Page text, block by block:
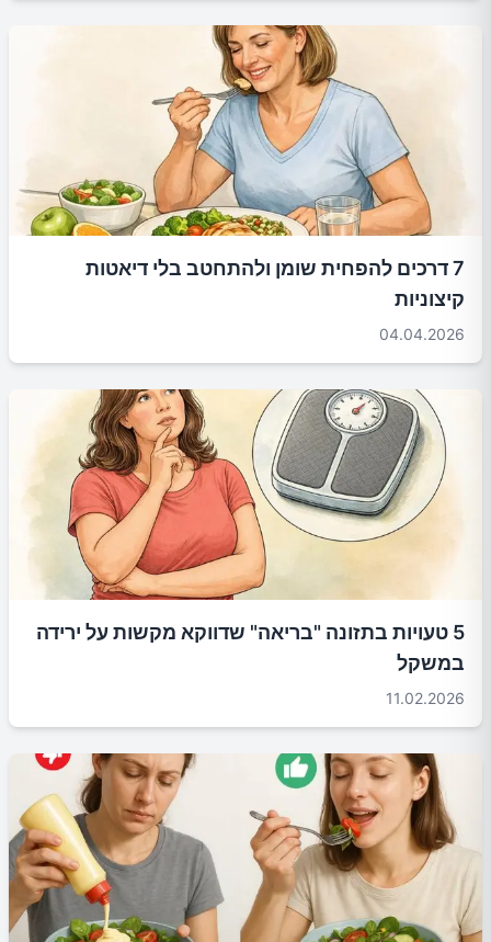
7 דרכים להפחית שומן ולהתחטב בלי דיאטות
קיצוניות
04.04.2026
5 טעויות בתזונה "בריאה" שדווקא מקשות על ירידה
במשקל
11.02.2026